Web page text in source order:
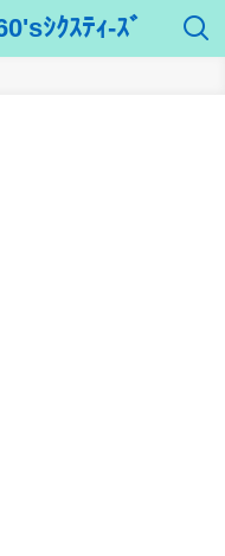
ｼｸｽﾃｨ-ｽﾞ